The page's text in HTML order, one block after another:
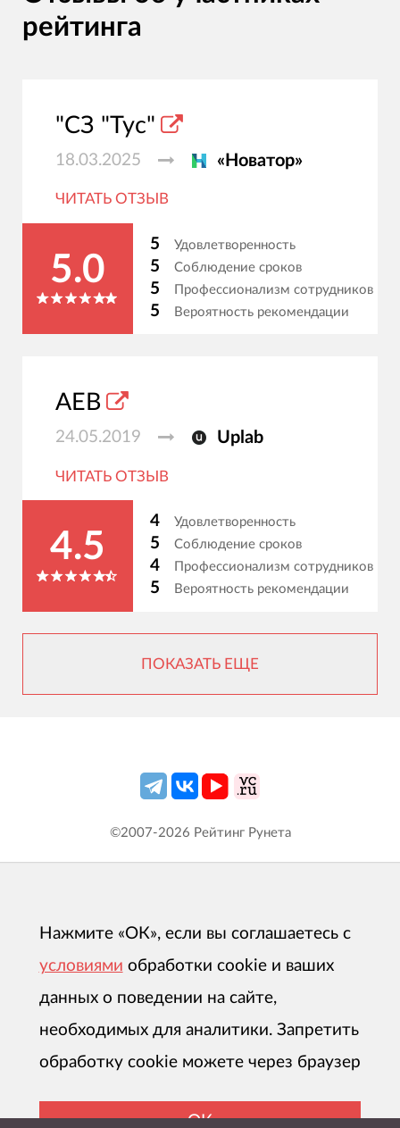
рейтинга
"СЗ "Тус"
18.03.2025 «Новатор»
ЧИТАТЬ ОТЗЫВ
5.0
5 Удовлетворенность
5 Соблюдение сроков
5 Профессионализм сотрудников
5 Вероятность рекомендации
АЕВ
24.05.2019 Uplab
ЧИТАТЬ ОТЗЫВ
4.5
4 Удовлетворенность
5 Соблюдение сроков
4 Профессионализм сотрудников
5 Вероятность рекомендации
ПОКАЗАТЬ ЕЩЕ
©2007-2026 Рейтинг Рунета
Нажмите «ОК», если вы соглашаетесь с
условиями обработки cookie и ваших
данных о поведении на сайте,
необходимых для аналитики. Запретить
обработку cookie можете через браузер
ОК